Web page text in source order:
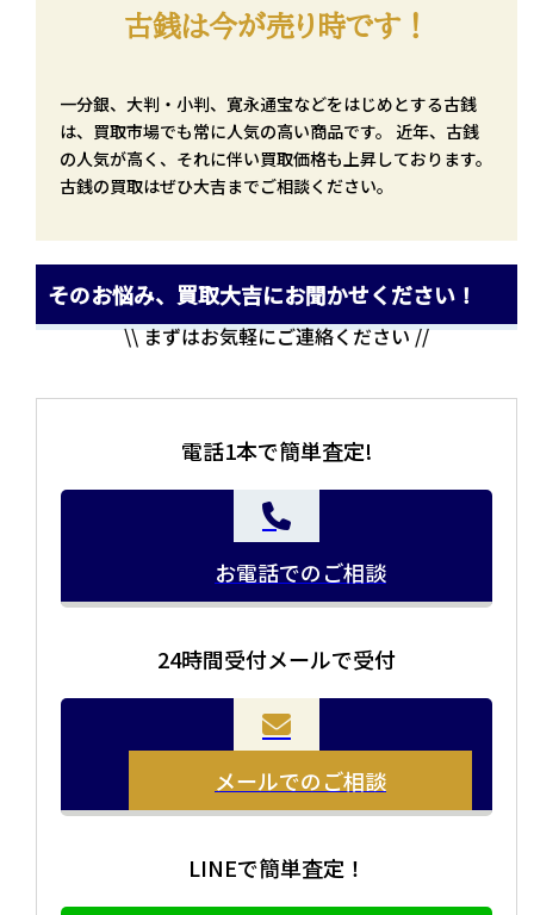
古銭は今が売り時です！
一分銀、大判・小判、寛永通宝などをはじめとする古銭
は、買取市場でも常に人気の高い商品です。 近年、古銭
の人気が高く、それに伴い買取価格も上昇しております。
古銭の買取はぜひ大吉までご相談ください。
そのお悩み、買取大吉にお聞かせください！
\\ まずはお気軽にご連絡ください //
電話1本で簡単査定!
お電話でのご相談
24時間受付メールで受付
メールでのご相談
LINEで簡単査定！